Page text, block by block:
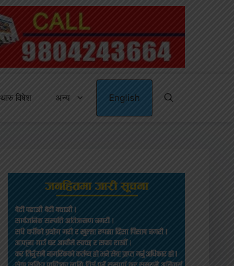
थारु विषेश अन्य English